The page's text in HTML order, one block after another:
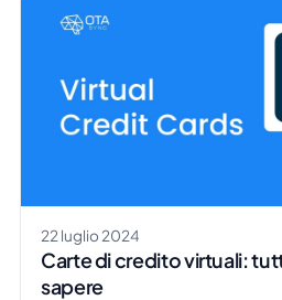
mano che la società
un piccolo aiuto in più […]
22 luglio 2024
Carte di credito virtuali:
sapere